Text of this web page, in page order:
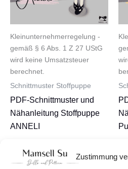
Zustimmung
Kleinunternehmerregelung -
gemäß § 6 Abs. 1 Z 27 UStG
wird keine Umsatzsteuer
berechnet.
Schnittmuster Stoffpuppe
PDF-Schnittmuster und
Nähanleitung Stoffpuppe
ANNELI
In den Warenkorb